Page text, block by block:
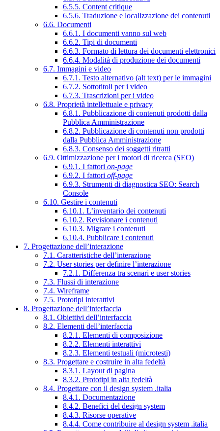
6.5.5. Content critique
6.5.6. Traduzione e localizzazione dei contenuti
6.6. Documenti
6.6.1. I documenti vanno sul web
6.6.2. Tipi di documenti
6.6.3. Formato di lettura dei documenti elettronici
6.6.4. Modalità di produzione dei documenti
6.7. Immagini e video
6.7.1. Testo alternativo (alt text) per le immagini
6.7.2. Sottotitoli per i video
6.7.3. Trascrizioni per i video
6.8. Proprietà intellettuale e privacy
6.8.1. Pubblicazione di contenuti prodotti dalla
Pubblica Amministrazione
6.8.2. Pubblicazione di contenuti non prodotti
dalla Pubblica Amministrazione
6.8.3. Consenso dei soggetti ritratti
6.9. Ottimizzazione per i motori di ricerca (SEO)
6.9.1. I fattori on-page
6.9.2. I fattori off-page
6.9.3. Strumenti di diagnostica SEO: Search
Console
6.10. Gestire i contenuti
6.10.1. L’inventario dei contenuti
6.10.2. Revisionare i contenuti
6.10.3. Migrare i contenuti
6.10.4. Pubblicare i contenuti
7. Progettazione dell’interazione
7.1. Caratteristiche dell’interazione
7.2. User stories per definire l’interazione
7.2.1. Differenza tra scenari e user stories
7.3. Flussi di interazione
7.4. Wireframe
7.5. Prototipi interattivi
8. Progettazione dell’interfaccia
8.1. Obiettivi dell’interfaccia
8.2. Elementi dell’interfaccia
8.2.1. Elementi di composizione
8.2.2. Elementi interattivi
8.2.3. Elementi testuali (microtesti)
8.3. Progettare e costruire in alta fedeltà
8.3.1. Layout di pagina
8.3.2. Prototipi in alta fedeltà
8.4. Progettare con il design system .italia
8.4.1. Documentazione
8.4.2. Benefici del design system
8.4.3. Risorse operative
8.4.4. Come contribuire al design system .italia